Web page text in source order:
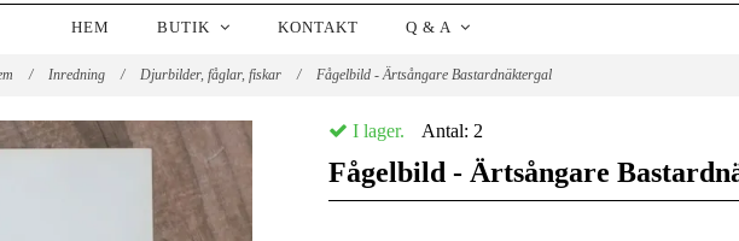
HEM BUTIK KONTAKT Q & A
/ Inredning / Djurbilder, fåglar, fiskar / Fågelbild - Ärtsångare Bastardnäktergal
I lager. Antal: 2
Fågelbild - Ärtsångare